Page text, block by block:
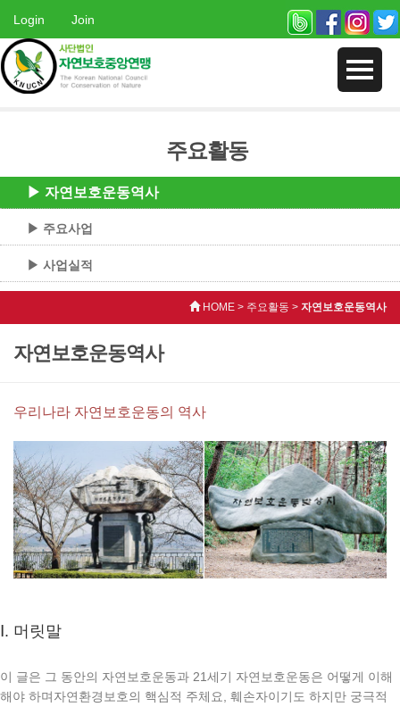
Login Join
주요활동
▶ 자연보호운동역사
▶ 주요사업
▶ 사업실적
HOME > 주요활동 > 자연보호운동역사
자연보호운동역사
우리나라 자연보호운동의 역사
Ⅰ. 머릿말
이 글은 그 동안의 자연보호운동과 21세기 자연보호운동은 어떻게 이해
해야 하며자연환경보호의 핵심적 주체요, 훼손자이기도 하지만 궁극적